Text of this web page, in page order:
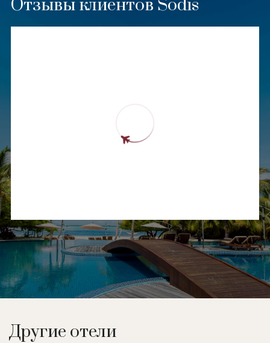
Отзывы клиентов Sodis
Другие отели